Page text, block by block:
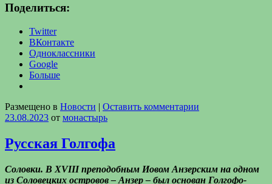
Поделиться:
Twitter
ВКонтакте
Одноклассники
Google
Больше
Размещено в Новости | Оставить комментарии
23.08.2023 от монастырь
Русская Голгофа
Соловки. В XVIII преподобным Иовом Анзерским на одном
из Соловецких островов – Анзер – был основан Голгофо-